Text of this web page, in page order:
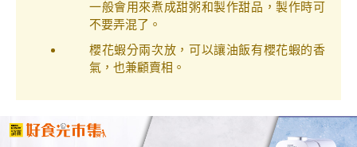
一般會用來煮成甜粥和製作甜品，製作時可
不要弄混了。
櫻花蝦分兩次放，可以讓油飯有櫻花蝦的香
氣，也兼顧賣相。